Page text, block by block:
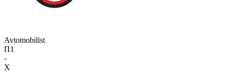
Avtomobilist
П1
-
X